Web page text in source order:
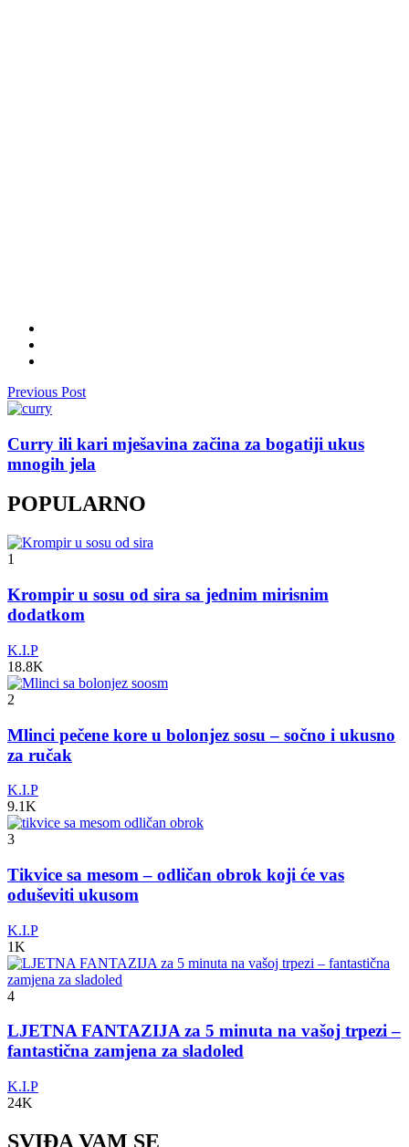
Previous Post
Curry ili kari mješavina začina za bogatiji ukus
mnogih jela
POPULARNO
1
Krompir u sosu od sira sa jednim mirisnim
dodatkom
K.I.P
18.8K
2
Mlinci pečene kore u bolonjez sosu – sočno i ukusno
za ručak
K.I.P
9.1K
3
Tikvice sa mesom – odličan obrok koji će vas
oduševiti ukusom
K.I.P
1K
4
LJETNA FANTAZIJA za 5 minuta na vašoj trpezi –
fantastična zamjena za sladoled
K.I.P
24K
SVIĐA VAM SE